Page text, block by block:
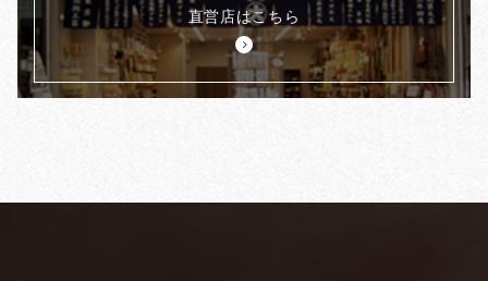
直営店はこちら